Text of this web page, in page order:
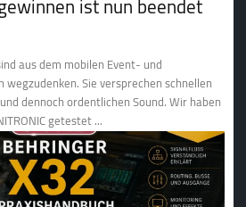
aus dem mobilen Event- und
Sie versprechen schnellen
dennoch ordentlichen Sound. Wir haben
von OMNITRONIC getestet ...